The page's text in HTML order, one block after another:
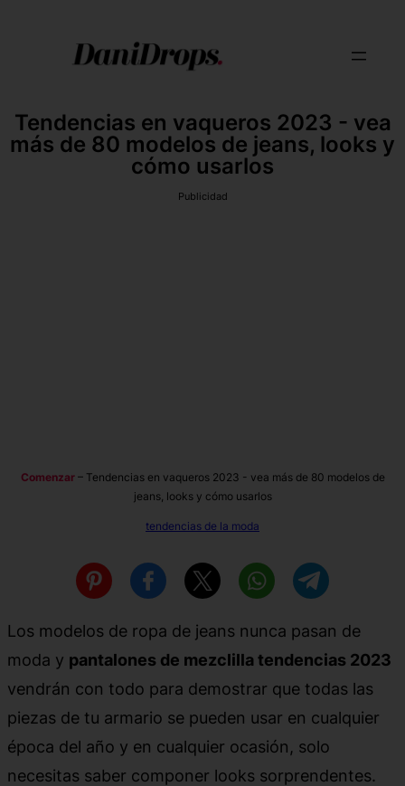
Tendencias en vaqueros 2023 - vea
más de 80 modelos de jeans, looks y
cómo usarlos
Publicidad
Comenzar– Tendencias en vaqueros 2023 - vea más de 80 modelos de
jeans, looks y cómo usarlos
tendencias de la moda
Los modelos de ropa de jeans nunca pasan de
moda y pantalones de mezclilla tendencias 2023
vendrán con todo para demostrar que todas las
piezas de tu armario se pueden usar en cualquier
época del año y en cualquier ocasión, solo
necesitas saber componer looks sorprendentes.